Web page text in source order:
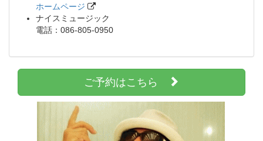
ホームページ
ナイスミュージック
電話：086-805-0950
ご予約はこちら